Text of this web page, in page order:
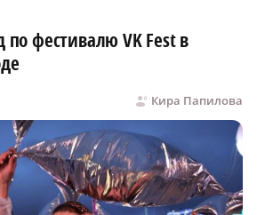
по фестивалю VK Fest в
Кира Папилова